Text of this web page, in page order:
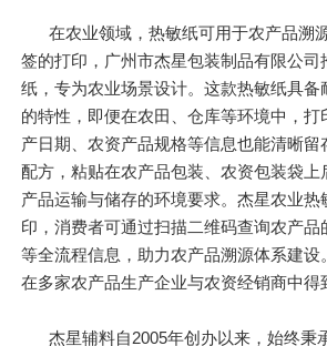
在农业领域，热敏纸可用于农产品溯
签的打印，广州市杰星包装制品有限公司
纸，专为农业场景设计。这款热敏纸具备
的特性，即便在农田、仓库等环境中，打
产日期、农资产品规格等信息也能清晰留
配方，粘贴在农产品包装、农资包装袋上
产品运输与储存的环境要求。杰星农业热
印，消费者可通过扫描二维码查询农产品
等全流程信息，助力农产品溯源体系建设
在多家农产品生产企业与农资经销商中得
杰星辅料自2005年创办以来，始终秉